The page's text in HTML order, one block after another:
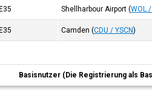
Shellharbour Airport (WOL /
Camden (CDU / YSCN)
Basisnutzer (Die Registrierung als